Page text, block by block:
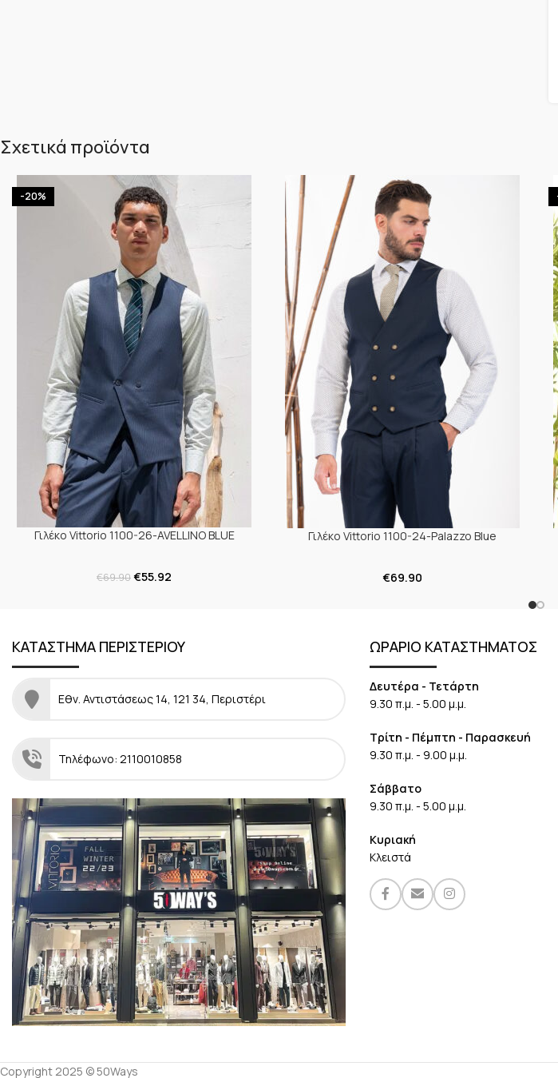
Σχετικά προϊόντα
-20%
Γιλέκο Vittorio 1100-26-AVELLINO BLUE
€69.90€55.92
Γιλέκο Vittorio 1100-24-Palazzo Blue
€69.90
ΚΑΤΑΣΤΗΜΑ ΠΕΡΙΣΤΕΡΙΟΥ
Εθν. Αντιστάσεως 14, 121 34, Περιστέρι
Τηλέφωνο: 2110010858
ΩΡΑΡΙΟ ΚΑΤΑΣΤΗΜΑΤΟΣ
Δευτέρα - Τετάρτη
9.30 π.μ. - 5.00 μ.μ.
Τρίτη - Πέμπτη - Παρασκευή
9.30 π.μ. - 9.00 μ.μ.
Σάββατο
9.30 π.μ. - 5.00 μ.μ.
Κυριακή
Κλειστά
Copyright 2025 © 50Ways